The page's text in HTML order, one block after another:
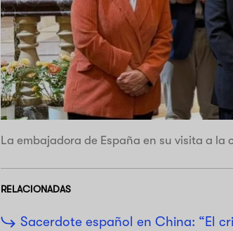
La embajadora de España en su visita a la
RELACIONADAS
Sacerdote español en China: “El